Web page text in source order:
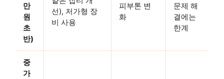
만
원
초
반)
선), 저가형 장
비 사용
피부톤 변
화
문제 해
결에는
한계
중
가